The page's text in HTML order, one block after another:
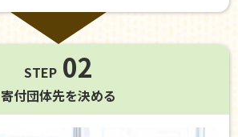
STEP 02
寄付団体先を決める